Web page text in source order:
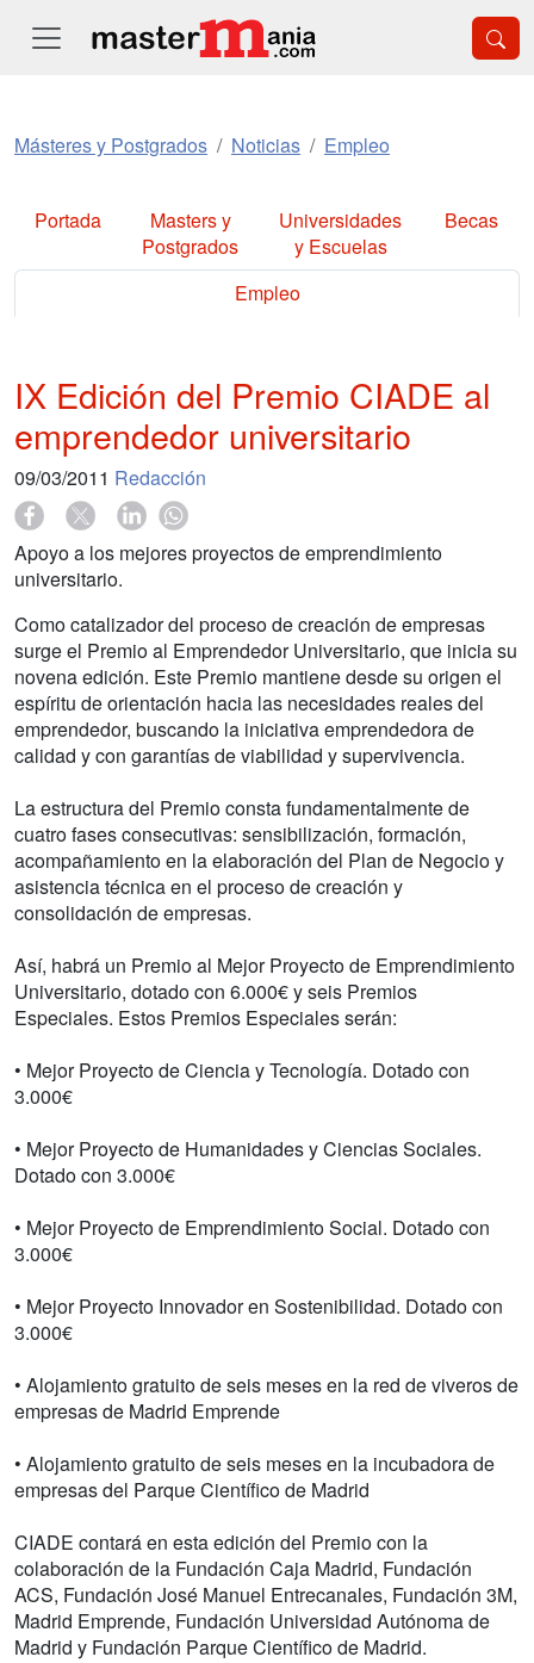
Másteres y Postgrados Noticias Empleo
Portada
Masters y
Postgrados
Universidades
y Escuelas
Becas
Empleo
IX Edición del Premio CIADE al
emprendedor universitario
09/03/2011 Redacción
Apoyo a los mejores proyectos de emprendimiento
universitario.
Como catalizador del proceso de creación de empresas
surge el Premio al Emprendedor Universitario, que inicia su
novena edición. Este Premio mantiene desde su origen el
espíritu de orientación hacia las necesidades reales del
emprendedor, buscando la iniciativa emprendedora de
calidad y con garantías de viabilidad y supervivencia.
La estructura del Premio consta fundamentalmente de
cuatro fases consecutivas: sensibilización, formación,
acompañamiento en la elaboración del Plan de Negocio y
asistencia técnica en el proceso de creación y
consolidación de empresas.
Así, habrá un Premio al Mejor Proyecto de Emprendimiento
Universitario, dotado con 6.000€ y seis Premios
Especiales. Estos Premios Especiales serán:
• Mejor Proyecto de Ciencia y Tecnología. Dotado con
3.000€
• Mejor Proyecto de Humanidades y Ciencias Sociales.
Dotado con 3.000€
• Mejor Proyecto de Emprendimiento Social. Dotado con
3.000€
• Mejor Proyecto Innovador en Sostenibilidad. Dotado con
3.000€
• Alojamiento gratuito de seis meses en la red de viveros de
empresas de Madrid Emprende
• Alojamiento gratuito de seis meses en la incubadora de
empresas del Parque Científico de Madrid
CIADE contará en esta edición del Premio con la
colaboración de la Fundación Caja Madrid, Fundación
ACS, Fundación José Manuel Entrecanales, Fundación 3M,
Madrid Emprende, Fundación Universidad Autónoma de
Madrid y Fundación Parque Científico de Madrid.